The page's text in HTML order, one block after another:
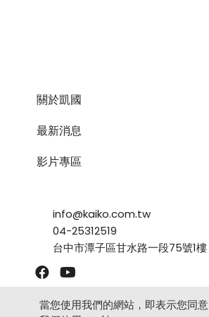
關於凱國
最新消息
影片專區
info@kaiko.com.tw
04-25312519
台中市潭子區甘水路一段75號1樓
當您使用我們的網站，即表示您同意